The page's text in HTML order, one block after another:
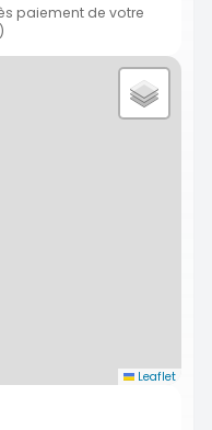
paiement de votre
Leaflet